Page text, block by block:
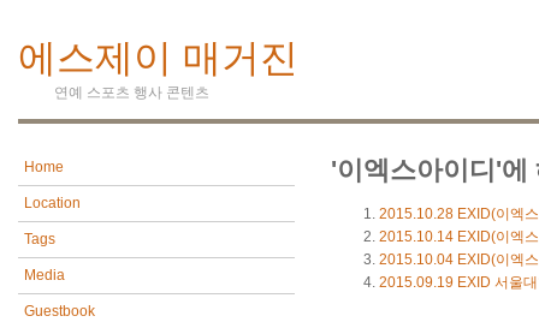
에스제이 매거진
연예 스포츠 행사 콘텐츠
Home
Location
Tags
Media
Guestbook
'이엑스아이디'에
2015.10.28 EXID(이엑
2015.10.14 EXID(이엑
2015.10.04 EXID(이엑
2015.09.19 EXID 서울